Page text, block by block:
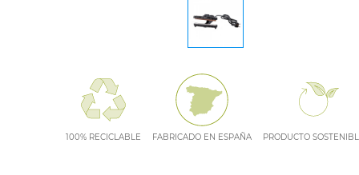
100% RECICLABLE FABRICADO EN ESPAÑA PRODUCTO